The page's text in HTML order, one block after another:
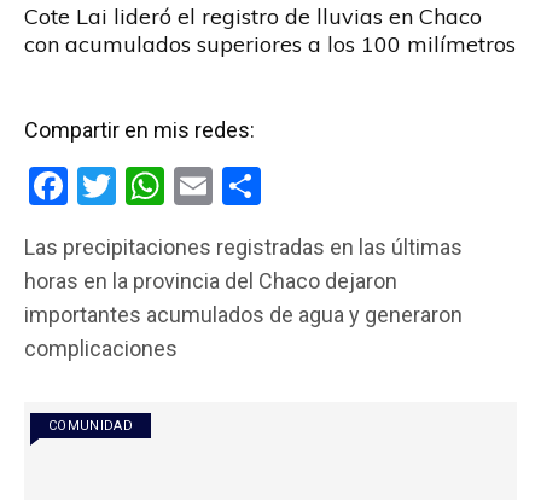
Cote Lai lideró el registro de lluvias en Chaco
con acumulados superiores a los 100 milímetros
Compartir en mis redes:
F
ce
b
o
k
T
tt
er
W
at
s
A
E
ail m
p
Las precipitaciones registradas en las últimas
horas en la provincia del Chaco dejaron
importantes acumulados de agua y generaron
complicaciones
COMUNIDAD